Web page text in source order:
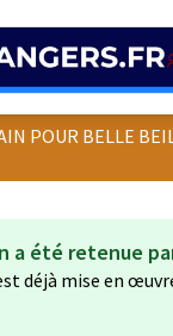
POUR BELLE
a été retenue
déjà mise en